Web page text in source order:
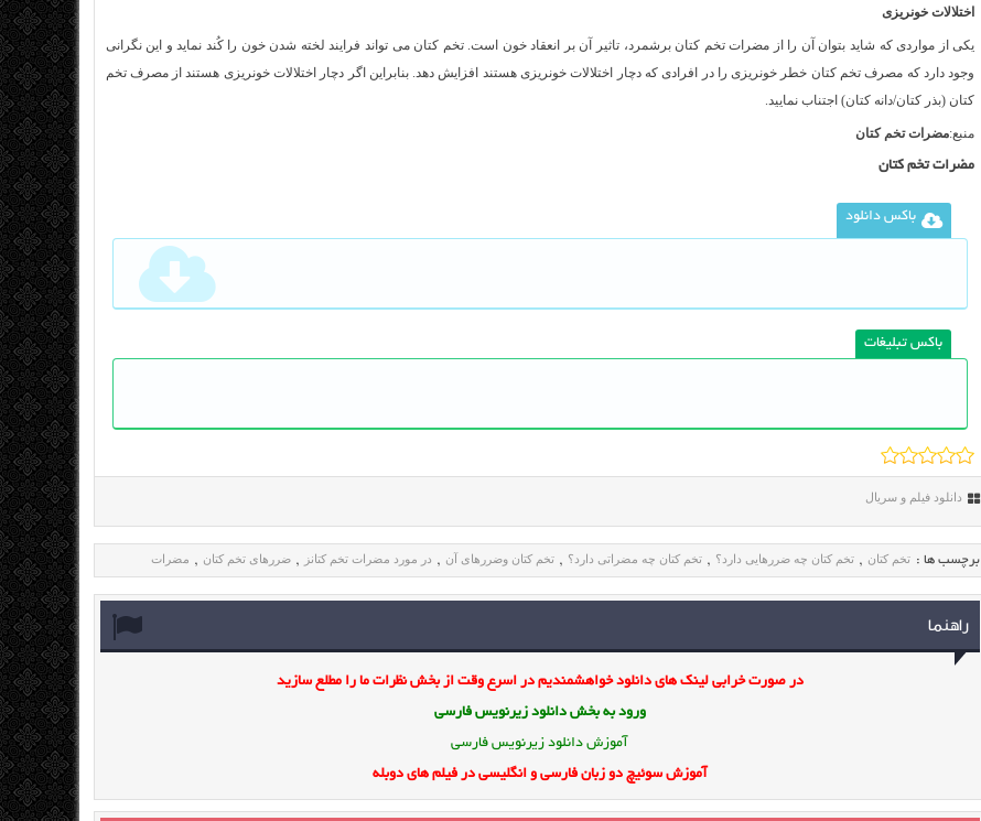
اختلالات خونریزی
یکی از مواردی که شاید بتوان آن را از مضرات تخم کتان برشمرد، تاثیر آن بر انعقاد خون است. تخم کتان می تواند فرایند لخته شدن خون را کُند نماید و این نگرانی
وجود دارد که مصرف تخم کتان خطر خونریزی را در افرادی که دچار اختلالات خونریزی هستند افزایش دهد. بنابراین اگر دچار اختلالات خونریزی هستند از مصرف تخم
کتان (بذر کتان/دانه کتان) اجتناب نمایید.
منبع:مضرات تخم کتان
مضرات تخم کتان
باکس دانلود
باکس تبلیغات
دانلود فیلم و سریال
برچسب ها : تخم کتان , تخم کتان چه ضررهایی دارد؟ , تخم کتان چه مضراتی دارد؟ , تخم کتان وضررهای آن , در مورد مضرات تخم کتانز , ضررهای تخم کتان , مضرات
راهنما
در صورت خرابی لینک های دانلود خواهشمندیم در اسرع وقت از بخش نظرات ما را مطلع سازید
ورود به بخش دانلود زیرنویس فارسی
آموزش دانلود زیرنویس فارسی
آموزش سوئیچ دو زبان فارسی و انگلیسی در فیلم های دوبله